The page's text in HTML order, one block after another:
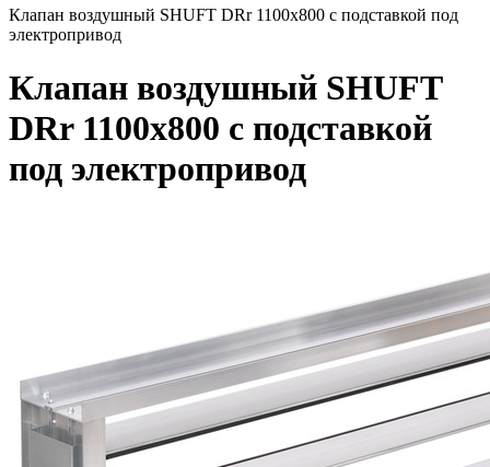
Клапан воздушный SHUFT DRr 1100х800 с подставкой под
электропривод
Клапан воздушный SHUFT
DRr 1100х800 с подставкой
под электропривод